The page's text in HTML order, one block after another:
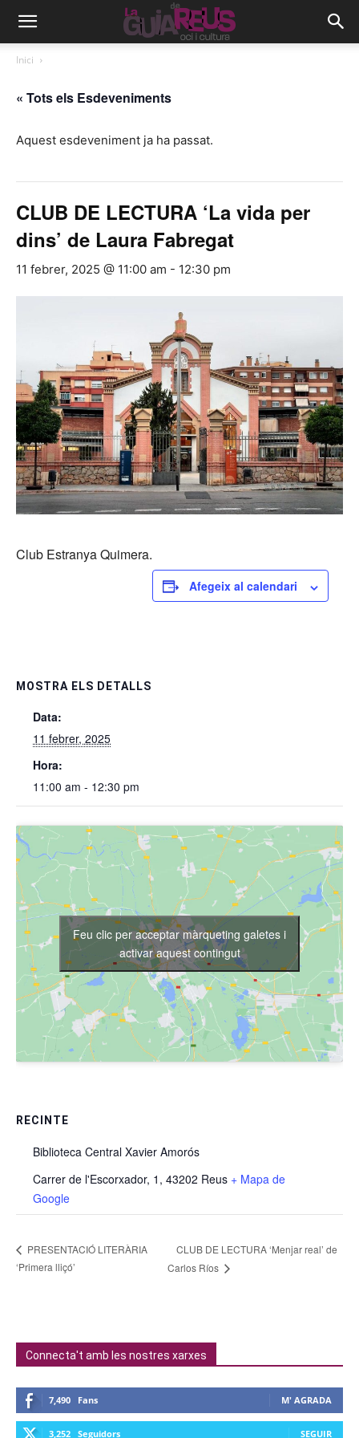
Inici
« Tots els Esdeveniments
Aquest esdeveniment ja ha passat.
CLUB DE LECTURA ‘La vida per
dins’ de Laura Fabregat
11 febrer, 2025 @ 11:00 am - 12:30 pm
Club Estranya Quimera.
Afegeix al calendari
MOSTRA ELS DETALLS
Data:
11 febrer, 2025
Hora:
11:00 am - 12:30 pm
RECINTE
Biblioteca Central Xavier Amorós
Carrer de l'Escorxador, 1, 43202 Reus + Mapa de
Google
Feu clic per acceptar màrqueting galetes i
activar aquest contingut
PRESENTACIÓ LITERÀRIA
‘Primera lliçó’
CLUB DE LECTURA ‘Menjar real’ de
Carlos Ríos
Connecta't amb les nostres xarxes
7,490 Fans M' AGRADA
3,252 Seguidors SEGUIR